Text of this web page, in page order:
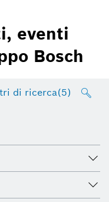
eventi
Bosch
di ricerca(5)